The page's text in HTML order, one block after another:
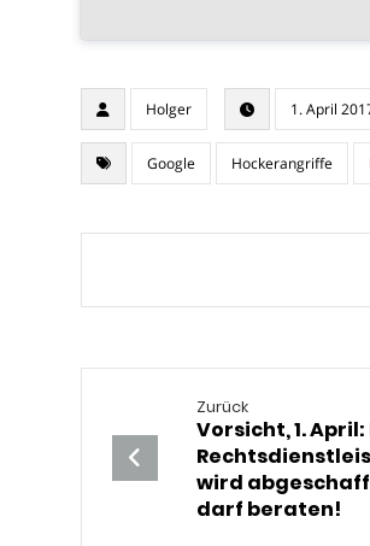
Holger 1. April
Google Hockerangriffe
Zurück
Vorsicht, 1.
wird
darf beraten!